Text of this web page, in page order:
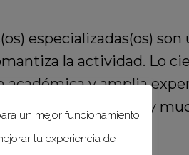
especializadas(os)
la actividad. Lo
y amplia
determinación y
un mejor funcionamiento
tu experiencia de